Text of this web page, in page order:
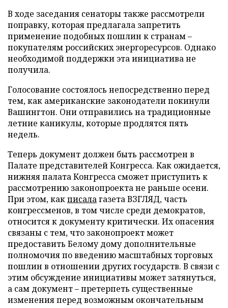
В ходе заседания сенаторы также рассмотрели
поправку, которая предлагала запретить
применение подобных пошлин к странам –
покупателям российских энергоресурсов. Однако
необходимой поддержки эта инициатива не
получила.
Голосование состоялось непосредственно перед
тем, как американские законодатели покинули
Вашингтон. Они отправились на традиционные
летние каникулы, которые продлятся пять
недель.
Теперь документ должен быть рассмотрен в
Палате представителей Конгресса. Как ожидается,
нижняя палата Конгресса сможет приступить к
рассмотрению законопроекта не раньше осени.
При этом, какписалагазета ВЗГЛЯД, часть
конгрессменов, в том числе среди демократов,
относится к документу критически. Их опасения
связаны с тем, что законопроект может
предоставить Белому дому дополнительные
полномочия по введению масштабных торговых
пошлин в отношении других государств. В связи с
этим обсуждение инициативы может затянуться,
а сам документ – претерпеть существенные
изменения перед возможным окончательным